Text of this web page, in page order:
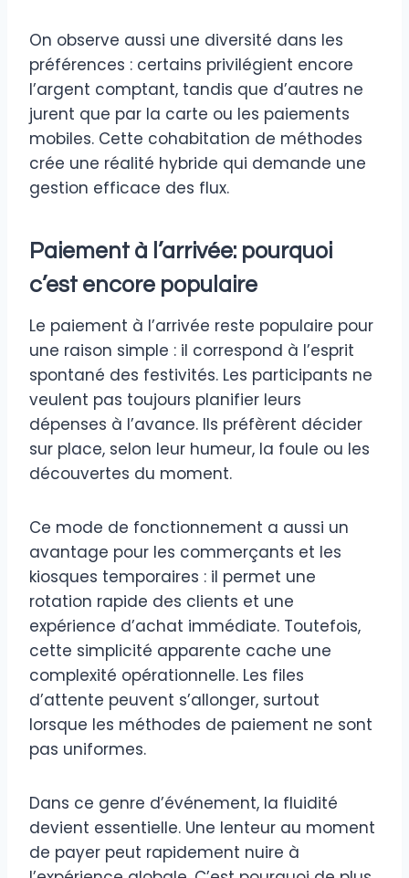
On observe aussi une diversité dans les
préférences : certains privilégient encore
l’argent comptant, tandis que d’autres ne
jurent que par la carte ou les paiements
mobiles. Cette cohabitation de méthodes
crée une réalité hybride qui demande une
gestion efficace des flux.
Paiement à l’arrivée: pourquoi
c’est encore populaire
Le paiement à l’arrivée reste populaire pour
une raison simple : il correspond à l’esprit
spontané des festivités. Les participants ne
veulent pas toujours planifier leurs
dépenses à l’avance. Ils préfèrent décider
sur place, selon leur humeur, la foule ou les
découvertes du moment.
Ce mode de fonctionnement a aussi un
avantage pour les commerçants et les
kiosques temporaires : il permet une
rotation rapide des clients et une
expérience d’achat immédiate. Toutefois,
cette simplicité apparente cache une
complexité opérationnelle. Les files
d’attente peuvent s’allonger, surtout
lorsque les méthodes de paiement ne sont
pas uniformes.
Dans ce genre d’événement, la fluidité
devient essentielle. Une lenteur au moment
de payer peut rapidement nuire à